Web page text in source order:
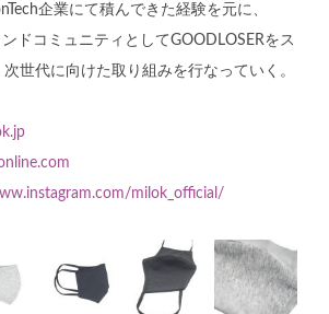
企業にて積んできた経験を元に、
ドコミュニティとしてGOODLOSERをス
世代に向けた取り組みを行なっていく。
milok_official/